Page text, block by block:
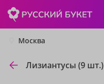
Москва
Лизиантусы (9 шт.)